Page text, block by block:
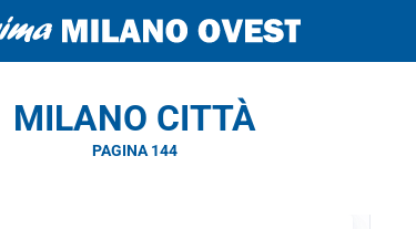
MILANO CITTÀ
PAGINA 144